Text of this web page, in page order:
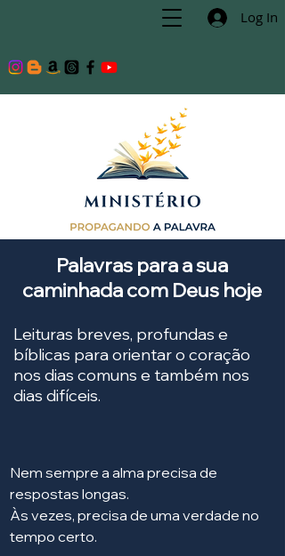
Log In
Palavras para a sua
caminhada com Deus hoje
Leituras breves, profundas e
bíblicas para orientar o coração
nos dias comuns e também nos
dias difíceis.
Nem sempre a alma precisa de
respostas longas.
Às vezes, precisa de uma verdade no
tempo certo.